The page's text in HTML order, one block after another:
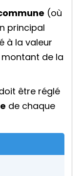
(où
principal
à la valeur
de la
être réglé
de chaque